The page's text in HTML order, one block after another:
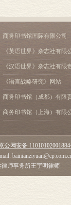
第二篇 希腊化-罗马哲学
第十四节 圣人的理想
第十五节 机械论与目的
第十六节 意志自由与宇
第十七节 真理标准
第二章 宗教时期
第十八节 权威与天启
第三篇 中世纪哲学
(Trieb)。希腊
义中所曾经经
伦)；而现在科
运动。这种关
究者，而是一
学说从东方带
把一神论的主
来，一切都不
特色——即尖锐
为他的主要特
腔，谴责那些
和愤怒都基于
商务印书馆国际有限公司
《英语世界》杂志社有限
《汉语世界》杂志社有限
《语言战略研究》网站
商务印书馆（成都）有限
商务印书馆（上海）有限
公网安备
师事务所王宇明律师